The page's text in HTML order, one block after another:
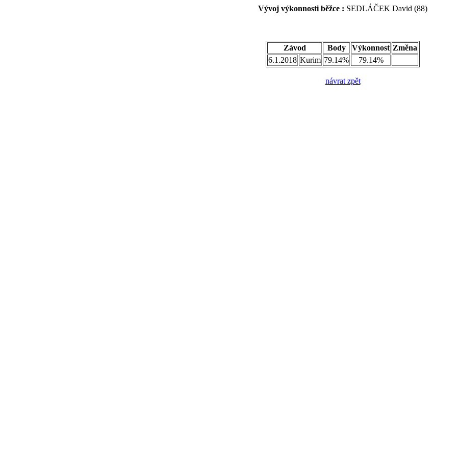
Vývoj výkonnosti běžce : SEDLÁČEK David (88)
Závod Body Výkonnost Změna
6.1.2018 Kurim 79.14% 79.14%
návrat zpět